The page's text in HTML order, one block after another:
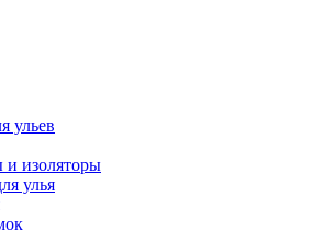
ульев
изоляторы
улья